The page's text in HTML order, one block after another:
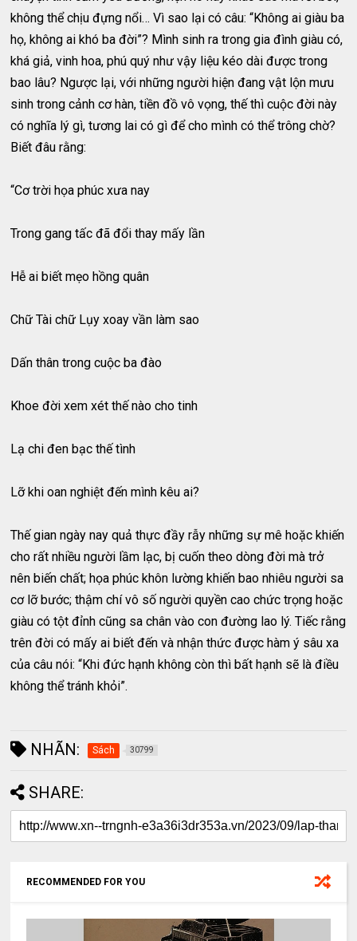
không thể chịu đựng nổi… Vì sao lại có câu: “Không ai giàu ba
họ, không ai khó ba đời”? Mình sinh ra trong gia đình giàu có,
khá giả, vinh hoa, phú quý như vậy liệu kéo dài được trong
bao lâu? Ngược lại, với những người hiện đang vật lộn mưu
sinh trong cảnh cơ hàn, tiền đồ vô vọng, thế thì cuộc đời này
có nghĩa lý gì, tương lai có gì để cho mình có thể trông chờ?
Biết đâu rằng:
“Cơ trời họa phúc xưa nay
Trong gang tấc đã đổi thay mấy lần
Hễ ai biết mẹo hồng quân
Chữ Tài chữ Lụy xoay vần làm sao
Dấn thân trong cuộc ba đào
Khoe đời xem xét thế nào cho tinh
Lạ chi đen bạc thế tình
Lỡ khi oan nghiệt đến mình kêu ai?
Thế gian ngày nay quả thực đầy rẫy những sự mê hoặc khiến
cho rất nhiều người lầm lạc, bị cuốn theo dòng đời mà trở
nên biến chất; họa phúc khôn lường khiến bao nhiêu người sa
cơ lỡ bước; thậm chí vô số người quyền cao chức trọng hoặc
giàu có tột đỉnh cũng sa chân vào con đường lao lý. Tiếc rằng
trên đời có mấy ai biết đến và nhận thức được hàm ý sâu xa
của câu nói: “Khi đức hạnh không còn thì bất hạnh sẽ là điều
không thể tránh khỏi”.
NHÃN: Sách 30799
SHARE:
RECOMMENDED FOR YOU